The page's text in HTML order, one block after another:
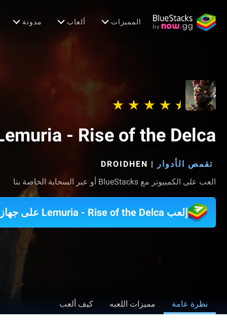
المميزات ألعاب مدونة
- Rise of the Delca
تقمص الأدوار |
DROIDHEN‏
العب على الكمبيوتر مع BlueStacks أو عبر السحابة الخاصة بنا
إلعب Lemuria - Rise of the Delca على جهاز الكمبيوتر
نظرة عامة مميزات اللعبه كيف ألعب